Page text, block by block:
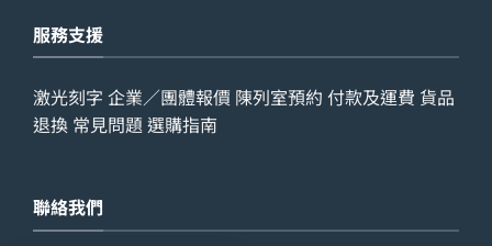
服務支援
激光刻字 企業／團體報價 陳列室預約 付款及運費 貨品
退換 常見問題 選購指南
聯絡我們